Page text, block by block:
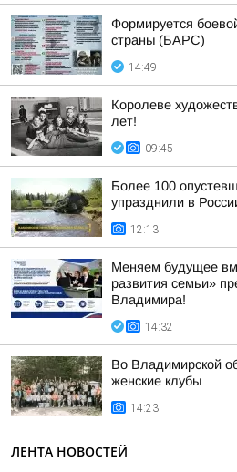
Формируется
страны (БАРС)
14:49
Королеве
лет!
09:45
Более 100
упразднили в
12:13
Меняем будущее
развития семьи»
Владимира!
14:32
Во Владимирской
женские клубы
14:23
ЛЕНТА НОВОСТЕЙ